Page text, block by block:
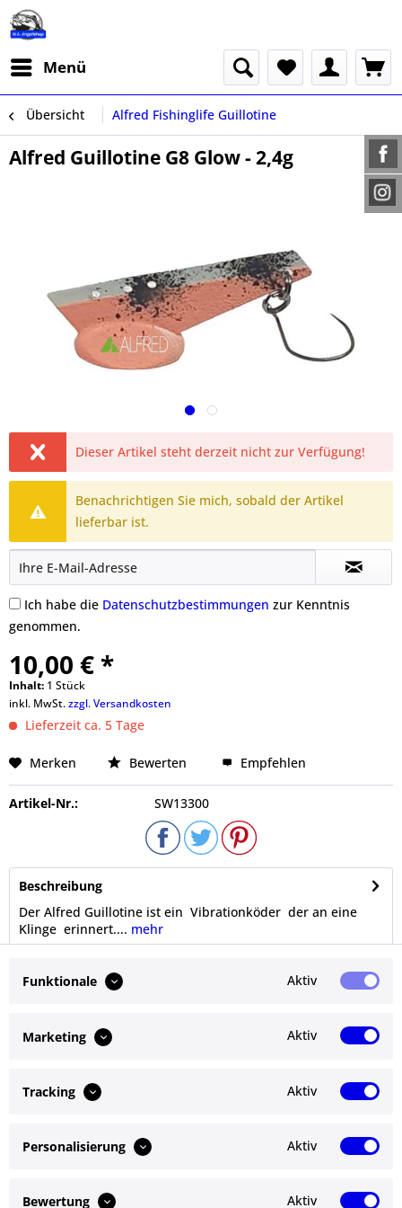
Menü
Übersicht Alfred Fishinglife Guillotine
Alfred Guillotine G8 Glow - 2,4g
Dieser Artikel steht derzeit nicht zur Verfügung!
Benachrichtigen Sie mich, sobald der Artikel
lieferbar ist.
Ich habe die Datenschutzbestimmungen zur Kenntnis
genommen.
10,00 € *
Inhalt: 1 Stück
inkl. MwSt.zzgl. Versandkosten
Lieferzeit ca. 5 Tage
Merken Bewerten Empfehlen
Artikel-Nr.: SW13300
Beschreibung
Der Alfred Guillotine ist ein Vibrationköder der an eine
Klinge erinnert.... mehr
Bewertungen
0
Ähnliche Artikel
Kunden kauften auch
Service Hotline
Shop Service
Funktionale Aktiv
Marketing Aktiv
Tracking Aktiv
Personalisierung Aktiv
Bewertung Aktiv